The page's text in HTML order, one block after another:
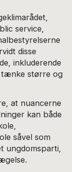
service,
disse
inkluderende
tænke større og
at nuancerne
kan både
såvel som
ungdomsparti,